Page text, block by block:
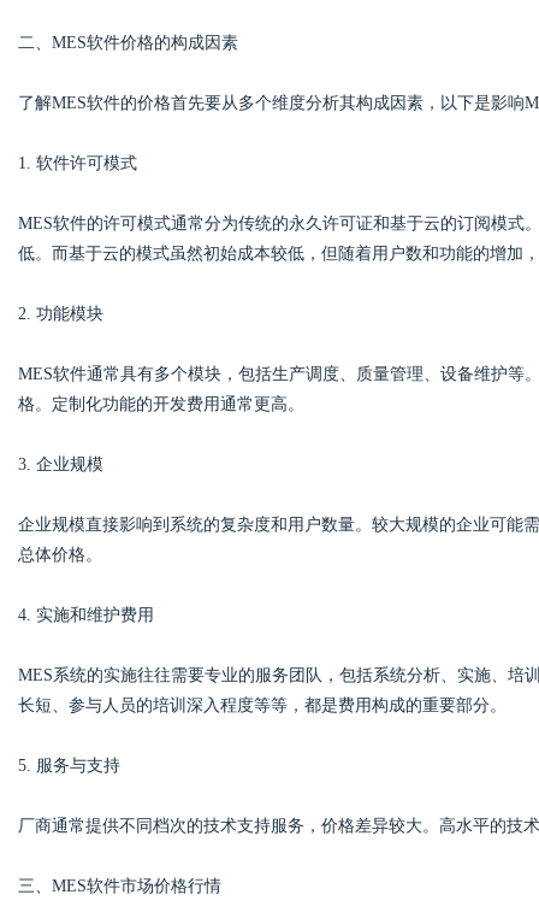
二、MES软件价格的构成因素
了解MES软件的价格首先要从多个维度分析其构成因素，以下是影响
1. 软件许可模式
MES软件的许可模式通常分为传统的永久许可证和基于云的订阅模
低。而基于云的模式虽然初始成本较低，但随着用户数和功能的增加
2. 功能模块
MES软件通常具有多个模块，包括生产调度、质量管理、设备维护
格。定制化功能的开发费用通常更高。
3. 企业规模
企业规模直接影响到系统的复杂度和用户数量。较大规模的企业可能
总体价格。
4. 实施和维护费用
MES系统的实施往往需要专业的服务团队，包括系统分析、实施、
长短、参与人员的培训深入程度等等，都是费用构成的重要部分。
5. 服务与支持
厂商通常提供不同档次的技术支持服务，价格差异较大。高水平的技
三、MES软件市场价格行情